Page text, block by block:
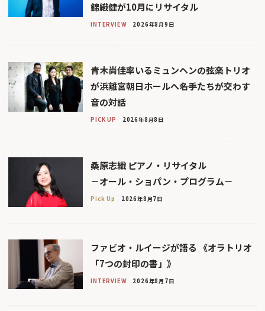
錦織健が10月にリサイタル
INTERVIEW 2026年8月9日
青木尚佳率いるミュンヘンの弦楽トリオ
が浜離宮朝日ホールへ――名手たちが交わす
音の対話
PICK UP 2026年8月8日
桑原志織 ピアノ・リサイタル
－オール・ショパン・プログラム－
Pick Up 2026年8月7日
ファビオ・ルイージが語る 《オラトリオ
「7つの封印の書」》
INTERVIEW 2026年8月7日